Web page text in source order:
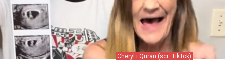
Cheryl i Quran (scr: TikTok)